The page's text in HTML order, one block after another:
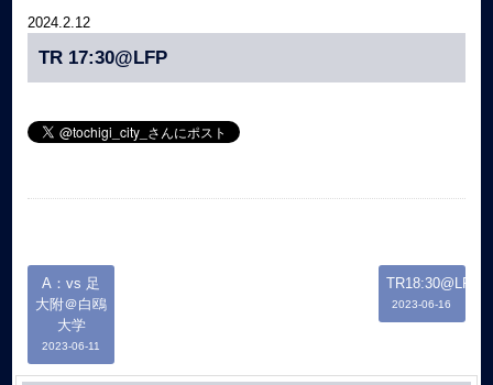
2024.2.12
TR 17:30@LFP
A：vs 足
大附＠白鴎
大学
2023-06-11
TR18:30@LFP
2023-06-16